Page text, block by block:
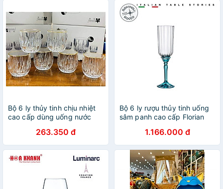
Bộ 6 ly thủy tinh chịu nhiệt
cao cấp dùng uống nước
263.350 đ
Bộ 6 ly rượu thủy tinh uống
sâm panh cao cấp Florian
Rocco - Italy1.166.000 đ